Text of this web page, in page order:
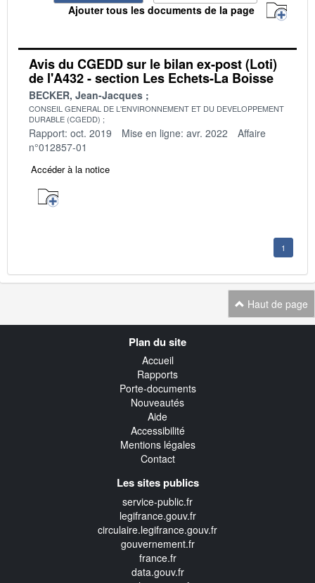
Ajouter tous les documents de la page
Avis du CGEDD sur le bilan ex-post (Loti)
de l'A432 - section Les Echets-La Boisse
BECKER, Jean-Jacques
CONSEIL GENERAL DE L'ENVIRONNEMENT ET DU DEVELOPPEMENT
DURABLE (CGEDD)
Rapport: oct. 2019 Mise en ligne: avr. 2022
Affaire
n°012857-01
Accéder à la notice
1
Haut de page
Plan du site
Accueil
Rapports
Porte-documents
Nouveautés
Aide
Accessibilité
Mentions légales
Contact
Les sites publics
service-public.fr
legifrance.gouv.fr
circulaire.legifrance.gouv.fr
gouvernement.fr
france.fr
data.gouv.fr